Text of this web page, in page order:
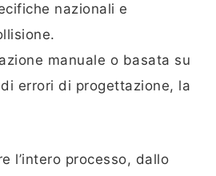
nazionali e
manuale o basata su
errori di progettazione, la
l’intero processo, dallo